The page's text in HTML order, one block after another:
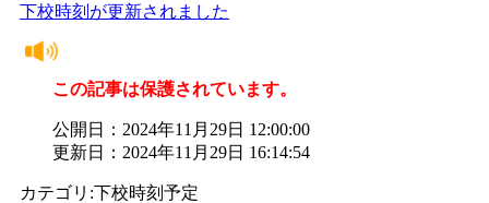
下校時刻が更新されました
この記事は保護されています。
公開日：2024年11月29日 12:00:00
更新日：2024年11月29日 16:14:54
カテゴリ:下校時刻予定